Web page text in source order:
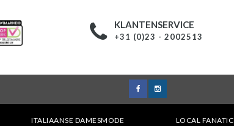
KLANTENSERVICE
+31 (0)23 - 2002513
ITALIAANSE DAMESMODE LOCAL FANATIC